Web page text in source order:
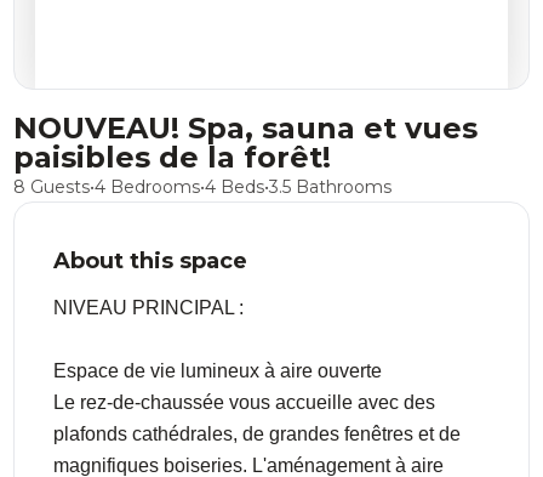
NOUVEAU! Spa, sauna et vues
paisibles de la forêt!
8 Guests•4 Bedrooms•4 Beds•3.5 Bathrooms
About this space
NIVEAU PRINCIPAL :
Espace de vie lumineux à aire ouverte
Le rez-de-chaussée vous accueille avec des
plafonds cathédrales, de grandes fenêtres et de
magnifiques boiseries. L'aménagement à aire